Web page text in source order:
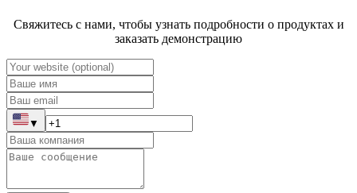
Свяжитесь с нами, чтобы узнать подробности о продуктах и
заказать демонстрацию
▼